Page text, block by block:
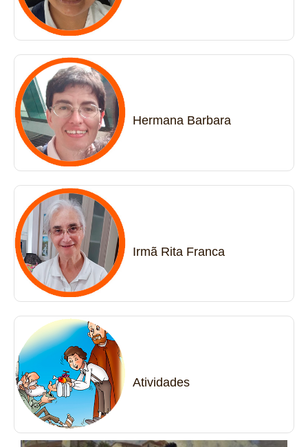
Hermana Barbara
Irmã Rita Franca
Atividades